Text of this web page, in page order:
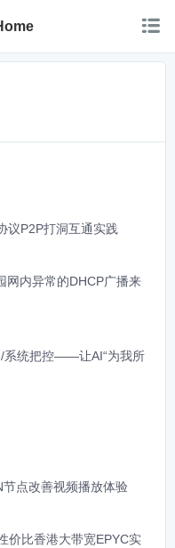

议P2P打洞互通实践
网内异常的DHCP广播来
/系统把控——让AI“为我所
节点改善视频播放体验
价比香港大带宽EPYC实